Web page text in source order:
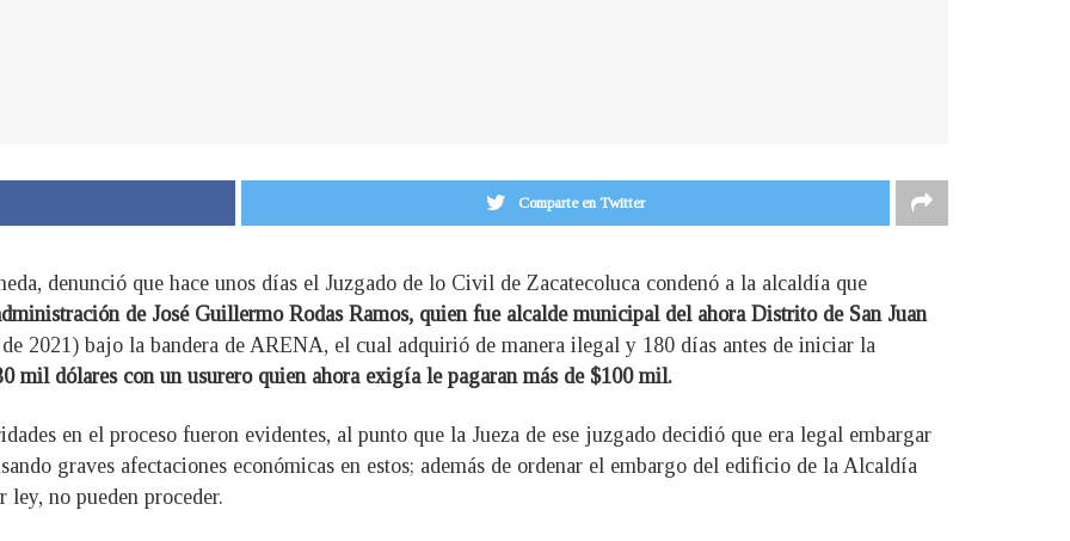
Comparte en Twitter
denunció que hace unos días el Juzgado de lo Civil de Zacatecoluca condenó a la alcaldía que
de José Guillermo Rodas Ramos, quien fue alcalde municipal del ahora Distrito de San Juan
2021) bajo la bandera de ARENA, el cual adquirió de manera ilegal y 180 días antes de iniciar la
mil dólares con un usurero quien ahora exigía le pagaran más de $100 mil.
en el proceso fueron evidentes, al punto que la Jueza de ese juzgado decidió que era legal embargar
graves afectaciones económicas en estos; además de ordenar el embargo del edificio de la Alcaldía
no pueden proceder.